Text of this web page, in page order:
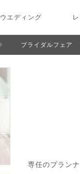
ウエディング
ブライダルフェア
専任のプラン